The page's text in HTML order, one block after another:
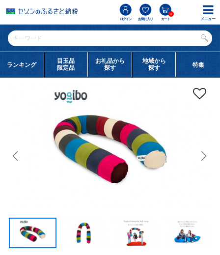
ログイン お気に入り カート
0
ランキング
目玉品
限定品
お礼品から
探す
地域から
探す
特集
メニュー